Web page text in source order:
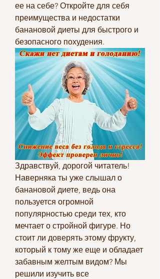
ее на себе? Откройте для себя
преимущества и недостатки
банановой диеты для быстрого и
безопасного похудения.
Здравствуй, дорогой читатель!
Наверняка ты уже слышал о
банановой диете, ведь она
пользуется огромной
популярностью среди тех, кто
мечтает о стройной фигуре. Но
стоит ли доверять этому фрукту,
который к тому же еще и обладает
забавным желтым видом? Мы
решили изучить все